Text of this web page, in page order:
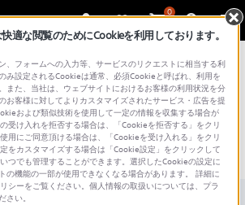
0
・お問い合わせ その他のオーディオシステム
ド 取扱説明書 Q&A
適な閲覧のためにCookieを利用しております。
、フォームへの入力等、サービスのリクエストに相当する利
み設定されるCookieは通常、必須Cookieと呼ばれ、利用を
また、当社は、ウェブサイトにおけるお客様の利用状況を分
お客様に対してよりカスタマイズされたサービス・広告を提
および類似技術を使用して一定の情報を収集する場合が
受け入れを拒否する場合は、「Cookieを拒否する」をクリ
用にご同意頂ける場合は、「Cookieを受け入れる」をクリ
をカスタマイズする場合は「Cookie設定」をクリックして
つでも管理することができます。選択したCookieの設定に
の機能の一部が使用できなくなる場合があります。 詳細に
シーをご覧ください。個人情報の取扱いについては、プラ
い。